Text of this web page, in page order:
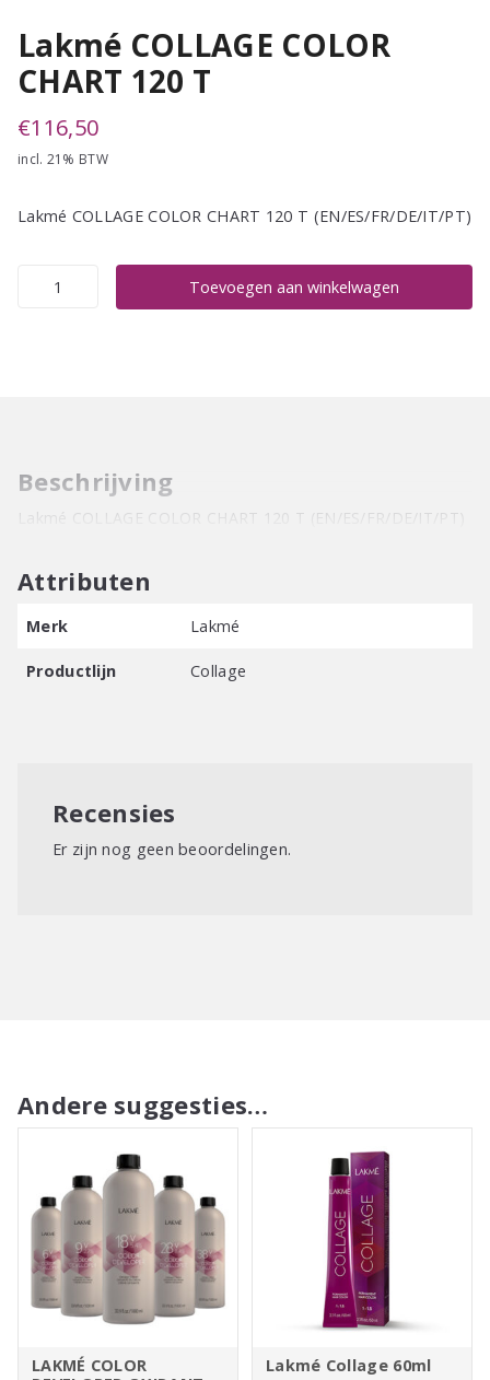
Lakmé COLLAGE COLOR
CHART 120 T
€116,50
incl. 21% BTW
Lakmé COLLAGE COLOR CHART 120 T (EN/ES/FR/DE/IT/PT)
Lakmé
Toevoegen aan winkelwagen
Beschrijving
Lakmé COLLAGE COLOR CHART 120 T (EN/ES/FR/DE/IT/PT)
Attributen
Merk Lakmé
Productlijn Collage
Recensies
Er zijn nog geen beoordelingen.
Andere suggesties…
LAKMÉ COLOR
Lakmé Collage 60ml